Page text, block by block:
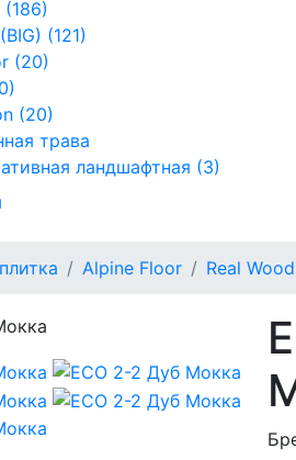
(186)
(121)
(20)
(20)
трава
ландшафтная (3)
Alpine Floor Real Wood